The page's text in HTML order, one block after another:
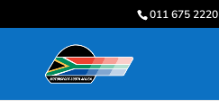
011 675 2220